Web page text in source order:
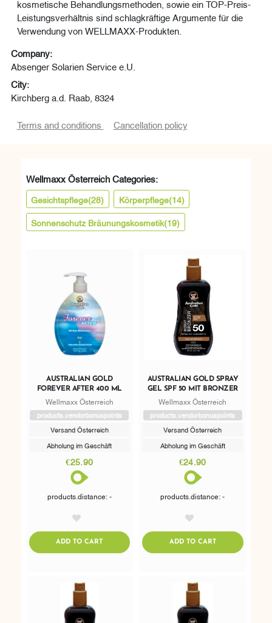
kosmetische Behandlungsmethoden, sowie ein TOP-Preis-
Leistungsverhältnis sind schlagkräftige Argumente für die
Verwendung von WELLMAXX-Produkten.
Company:
Absenger Solarien Service e.U.
City:
Kirchberg a.d. Raab, 8324
Terms and conditions Cancellation policy
Wellmaxx Österreich Categories:
Gesichtspflege(28) Körperpflege(14)
Sonnenschutz Bräunungskosmetik(19)
AUSTRALIAN GOLD
FOREVER AFTER 400 ML
Wellmaxx Österreich
products.vendorbonuspoints
Versand Österreich
Abholung im Geschäft
€25.90
products.distance: -
ADD TO CARTADDTOCART
AUSTRALIAN GOLD SPRAY
GEL SPF 50 MIT BRONZER
Wellmaxx Österreich
products.vendorbonuspoints
Versand Österreich
Abholung im Geschäft
€24.90
products.distance: -
ADD TO CARTADDTOCART